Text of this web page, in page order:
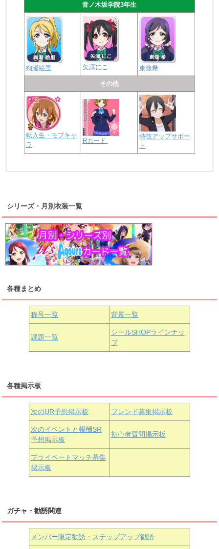
音ノ木坂学院3年生
絢瀬絵里 矢澤にこ 東條希
その他
転入生・モブキャ
ラ
Rカード
特技アップサポー
ト
桜内梨子 高海千歌 渡辺曜
浦の星女学院1年生
津島善子 黒澤ルビィ
浦の星女学院3年生
黒澤ダイヤ
上原歩夢 宮下愛 優木せつ菜
虹ヶ咲学園1年生
中須かすみ 天王寺璃奈
朝香果林 近江彼方 エマ・ヴェルデ
シリーズ・月別衣装一覧
各種まとめ
称号一覧 背景一覧
課題一覧
シールSHOPラインナッ
プ
各種掲示板
次のUR予想掲示板 フレンド募集掲示板
次のイベントと報酬SR
予想掲示板
初心者質問掲示板
プライベートマッチ募集
掲示板
ガチャ・勧誘関連
メンバー限定勧誘・ステップアップ勧誘